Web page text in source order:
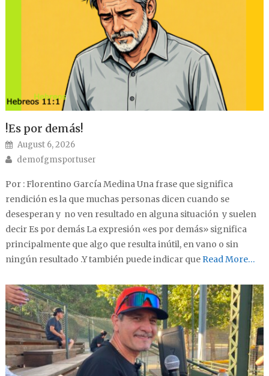
!Es por demás!
Posted on
August 6, 2026
Author
demofgmsportuser
Por : Florentino García Medina Una frase que significa
rendición es la que muchas personas dicen cuando se
desesperan y no ven resultado en alguna situación y suelen
decir Es por demás La expresión «es por demás» significa
principalmente que algo que resulta inútil, en vano o sin
ningún resultado .Y también puede indicar queRead More…